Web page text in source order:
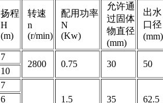
扬程
H
(m)
转速
n
(r/min)
配用功率
N
(Kw)
允许通
过固体
物直径
(mm)
出水
口径
(mm)
7
2800 0.75 30 50
10
7
1.5 35 62.5
6